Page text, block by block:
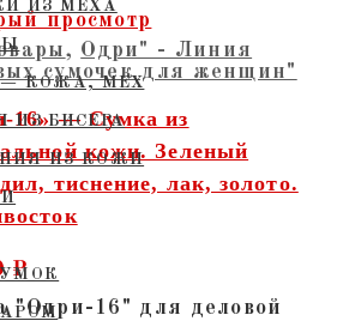
ИЗ МЕХА
— КОЖА, МЕХ
ИЗ БИСЕРА
ИЗ КОЖИ
просмотр
, Одри" - Линия
сумочек для женщин"
16» — Сумка из
кожи. Зеленый
тиснение, лак, золото.
₽
"Одри-16" для деловой